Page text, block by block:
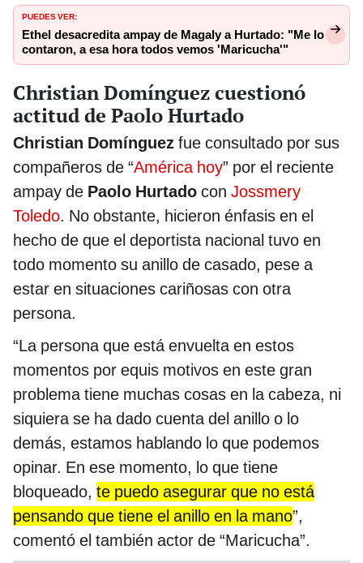
PUEDES VER:
Ethel desacredita ampay de Magaly a Hurtado: "Me lo
contaron, a esa hora todos vemos 'Maricucha'"
Christian Domínguez cuestionó
actitud de Paolo Hurtado
Christian Domínguez fue consultado por sus
compañeros de “América hoy” por el reciente
ampay de Paolo Hurtado con Jossmery
Toledo. No obstante, hicieron énfasis en el
hecho de que el deportista nacional tuvo en
todo momento su anillo de casado, pese a
estar en situaciones cariñosas con otra
persona.
“La persona que está envuelta en estos
momentos por equis motivos en este gran
problema tiene muchas cosas en la cabeza, ni
siquiera se ha dado cuenta del anillo o lo
demás, estamos hablando lo que podemos
opinar. En ese momento, lo que tiene
bloqueado, te puedo asegurar que no está
pensando que tiene el anillo en la mano”,
comentó el también actor de “Maricucha”.